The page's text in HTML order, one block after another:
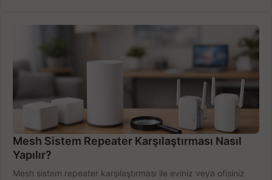
Mesh Sistem Repeater Karşılaştırması Nasıl
Yapılır?
Mesh sistem repeater karşılaştırması ile eviniz veya ofisiniz